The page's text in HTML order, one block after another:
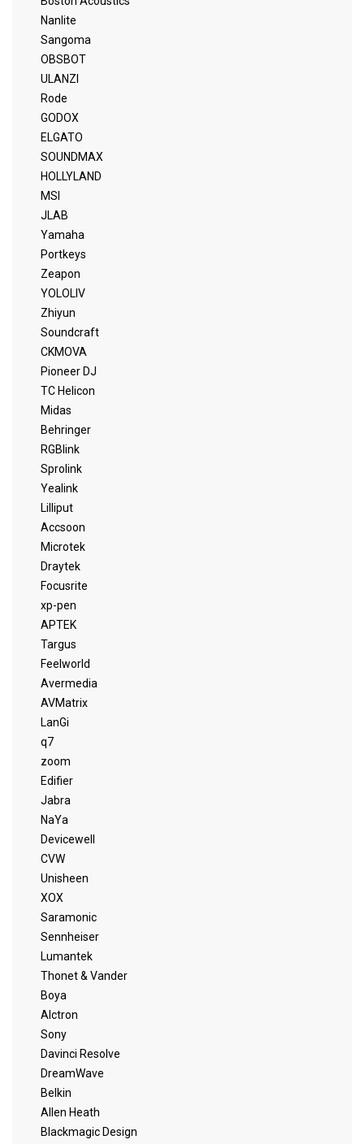
Nanlite
Sangoma
OBSBOT
ULANZI
Rode
GODOX
ELGATO
SOUNDMAX
HOLLYLAND
MSI
JLAB
Yamaha
Portkeys
Zeapon
YOLOLIV
Zhiyun
Soundcraft
CKMOVA
Pioneer DJ
TC Helicon
Midas
Behringer
RGBlink
Sprolink
Yealink
Lilliput
Accsoon
Microtek
Draytek
Focusrite
xp-pen
APTEK
Targus
Feelworld
Avermedia
AVMatrix
LanGi
q7
zoom
Edifier
Jabra
NaYa
Devicewell
CVW
Unisheen
XOX
Saramonic
Sennheiser
Lumantek
Thonet & Vander
Boya
Alctron
Sony
Davinci Resolve
DreamWave
Belkin
Allen Heath
Blackmagic Design